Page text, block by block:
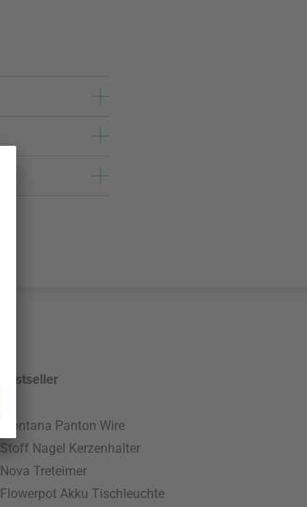
Bestseller
Montana Panton Wire
Stoff Nagel Kerzenhalter
Nova Treteimer
Flowerpot Akku Tischleuchte